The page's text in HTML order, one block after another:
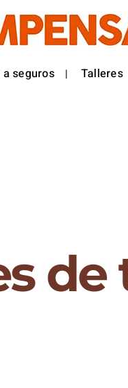
seguros Talleres
de